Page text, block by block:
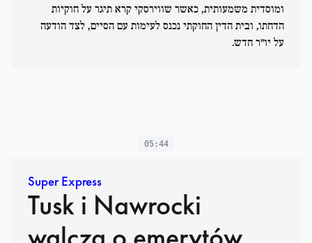
ומוסדית משמעותית, כאשר שווירסקי קרא תיגר על חוקיות
הדחתו, ובית הדין החוקתי נכנס לעימות עם הסיים, לצד הודעה
על יו"ר חדש.
05:44
Super Express
Tusk i Nawrocki